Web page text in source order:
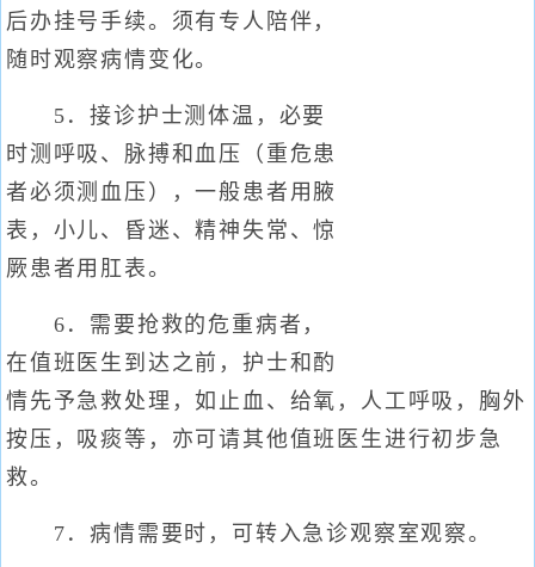
后办挂号手续。须有专人陪伴，
随时观察病情变化。
5．接诊护士测体温，必要
时测呼吸、脉搏和血压（重危患
者必须测血压），一般患者用腋
表，小儿、昏迷、精神失常、惊
厥患者用肛表。
6．需要抢救的危重病者，
在值班医生到达之前，护士和酌
情先予急救处理，如止血、给氧，人工呼吸，胸外
按压，吸痰等，亦可请其他值班医生进行初步急
救。
7．病情需要时，可转入急诊观察室观察。